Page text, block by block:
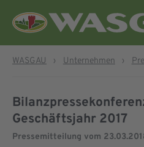
WASGAU › Unternehmen ›
Geschäftsjahr 2017
Pressemitteilung vom